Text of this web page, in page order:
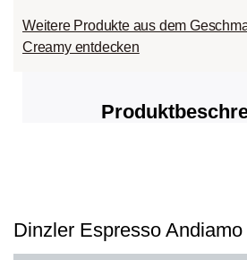
Weitere Produkte aus dem
Creamy entdecken
Dinzler Espresso Andiamo